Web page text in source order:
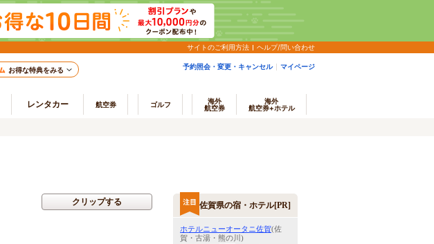
サイトのご利用方法 ヘルプ/問い合わせ
お得な特典をみる 予約照会・変更・キャンセル マイページ
レンタカー 航空券 ゴルフ
海外
航空券
海外
航空券+ホテル
クリップする 佐賀県の宿・ホテル[PR]
ホテルニューオータニ佐賀(佐
賀・古湯・熊の川)